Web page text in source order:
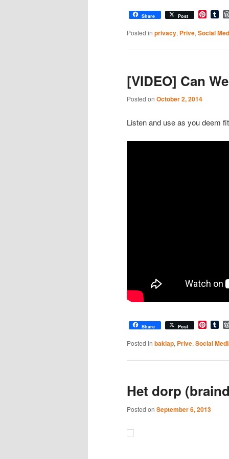
Share Post
Posted in privacy, Prive, Social
[VIDEO] Can
Posted on October 2, 2014
Listen and use as you deem
Share Post
Posted in baklap, Prive, Social
Het dorp
Posted on September 6, 2013